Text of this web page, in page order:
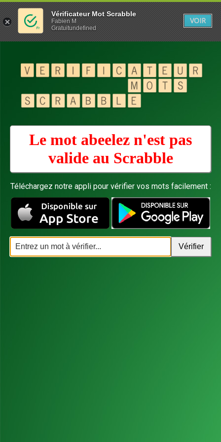
Le mot abeelez n'est pas
valide au Scrabble
Téléchargez notre appli pour vérifier vos mots facilement :
Vérificateur Mot Scrabble
Fabien M
Gratuitundefined
VOIR